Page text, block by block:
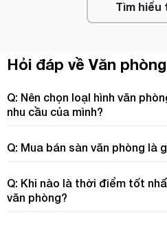
Tìm hiểu
Hỏi đáp về Văn
Q: Nên chọn loạI hình văn
nhu cầu của mình?
Q: Mua bán sàn văn phòng là
Q: Khi nào là thời điểm tốt
văn phòng?